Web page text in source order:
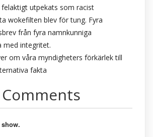
felaktigt utpekats som racist
wokefilten blev för tung. Fyra
från fyra namnkunniga
med integritet.
om våra myndigheters förkärlek till
fakta